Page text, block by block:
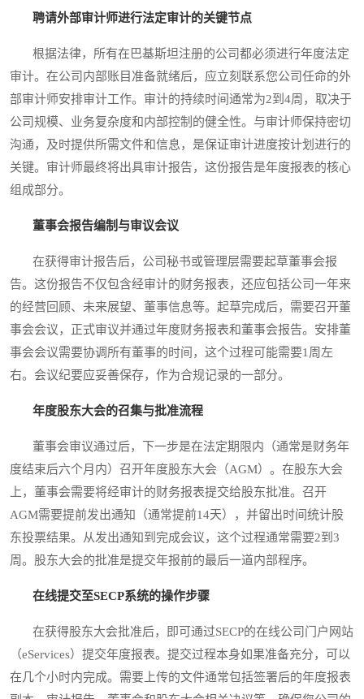
聘请外部审计师进行法定审计的关键节点
根据法律，所有在巴基斯坦注册的公司都必须进行年度法定
审计。在公司内部账目准备就绪后，应立刻联系您公司任命的外
部审计师安排审计工作。审计的持续时间通常为2到4周，取决于
公司规模、业务复杂度和内部控制的健全性。与审计师保持密切
沟通，及时提供所需文件和信息，是保证审计进度按计划进行的
关键。审计师最终将出具审计报告，这份报告是年度报表的核心
组成部分。
董事会报告编制与审议会议
在获得审计报告后，公司秘书或管理层需要起草董事会报
告。这份报告不仅包含经审计的财务报表，还应包括公司一年来
的经营回顾、未来展望、董事信息等。起草完成后，需要召开董
事会会议，正式审议并通过年度财务报表和董事会报告。安排董
事会会议需要协调所有董事的时间，这个过程可能需要1周左
右。会议纪要应妥善保存，作为合规记录的一部分。
年度股东大会的召集与批准流程
董事会审议通过后，下一步是在法定期限内（通常是财务年
度结束后六个月内）召开年度股东大会（AGM）。在股东大会
上，董事会需要将经审计的财务报表提交给股东批准。召开
AGM需要提前发出通知（通常提前14天），并留出时间统计股
东投票结果。从发出通知到完成会议，这个过程通常需要2到3
周。股东大会的批准是提交年报前的最后一道内部程序。
在线提交至SECP系统的操作步骤
在获得股东大会批准后，即可通过SECP的在线公司门户网站
（eServices）提交年度报表。提交过程本身如果准备充分，可以
在几个小时内完成。需要上传的文件通常包括签署后的年度报表